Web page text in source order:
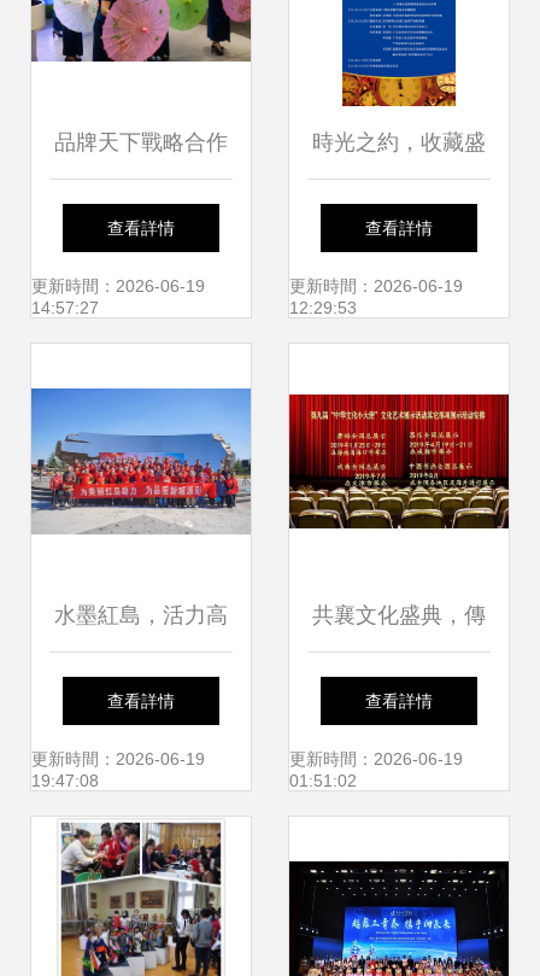
品牌天下戰略合作
晨曦藝術公司會員
主題活動圓滿舉行
查看詳情
更新時間：2026-06-19
14:57:27
時光之約，收藏盛
宴——首屆鐘表收
藏文化交流會參會
查看詳情
更新時間：2026-06-19
12:29:53
水墨紅島，活力高
新 一場紀念改革開
放四十周年的地書
文化盛宴
查看詳情
更新時間：2026-06-19
19:47:08
共襄文化盛典，傳
承中華精神——第
九屆“中華文化小大
活動將于北京舉辦
查看詳情
更新時間：2026-06-19
01:51:02